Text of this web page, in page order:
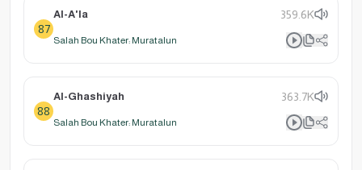
87
Al-A'la 359.6K
Salah Bou Khater: Muratalun
88
Al-Ghashiyah 363.7K
Salah Bou Khater: Muratalun